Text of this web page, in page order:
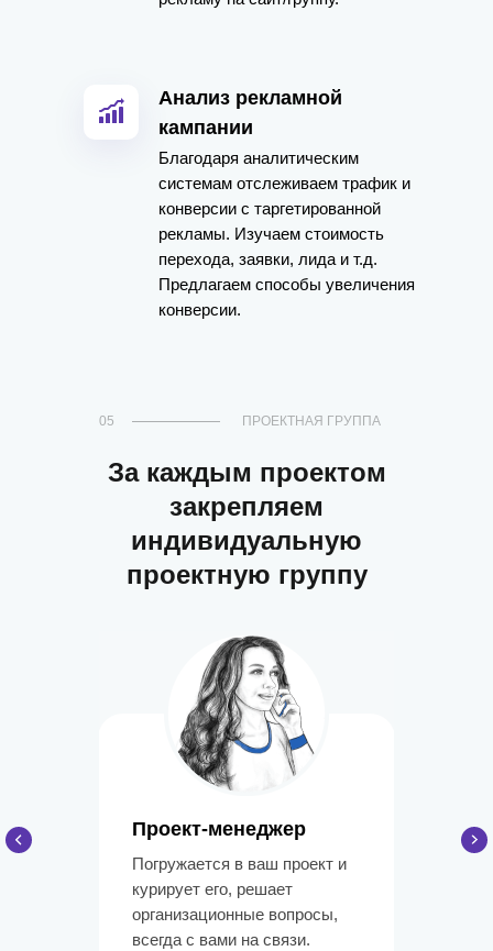
Анализ рекламной
кампании
Благодаря аналитическим
системам отслеживаем трафик и
конверсии с таргетированной
рекламы. Изучаем стоимость
перехода, заявки, лида и т.д.
Предлагаем способы увеличения
конверсии.
05 ПРОЕКТНАЯ ГРУППА
За каждым проектом
закрепляем
индивидуальную
проектную группу
Проект-менеджер
Погружается в ваш проект и
курирует его, решает
организационные вопросы,
всегда с вами на связи.